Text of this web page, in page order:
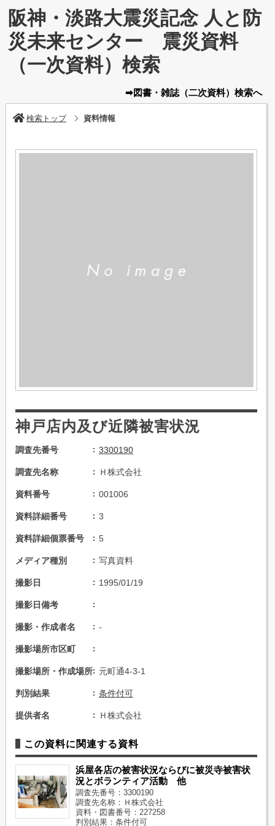
阪神・淡路大震災記念 人と防
災未来センター 震災資料
（一次資料）検索
➡図書・雑誌（二次資料） 検索へ
検索トップ 資料情報
神戸店内及び近隣被害状況
調査先番号 3300190
調査先名称 Ｈ株式会社
資料番号 001006
資料詳細番号 3
資料詳細個票番号 5
メディア種別 写真資料
撮影日 1995/01/19
撮影日備考
撮影・作成者名 -
撮影場所市区町
撮影場所・作成場所 元町通4-3-1
判別結果 条件付可
提供者名 Ｈ株式会社
この資料に関連する資料
浜屋各店の被害状況ならびに被災寺被害状
況とボランティア活動 他
調査先番号：3300190
調査先名称：Ｈ株式会社
資料・図書番号：227258
判別結果：条件付可